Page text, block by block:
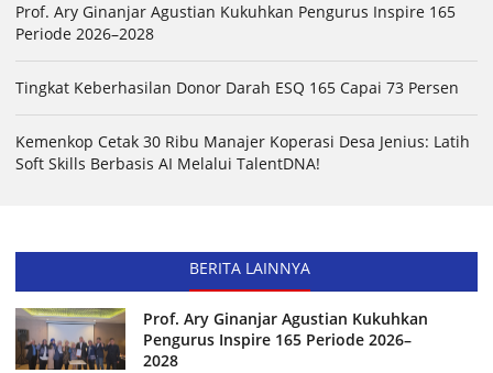
Prof. Ary Ginanjar Agustian Kukuhkan Pengurus Inspire 165
Periode 2026–2028
Tingkat Keberhasilan Donor Darah ESQ 165 Capai 73 Persen
Kemenkop Cetak 30 Ribu Manajer Koperasi Desa Jenius: Latih
Soft Skills Berbasis AI Melalui TalentDNA!
BERITA LAINNYA
Prof. Ary Ginanjar Agustian Kukuhkan
Pengurus Inspire 165 Periode 2026–
2028